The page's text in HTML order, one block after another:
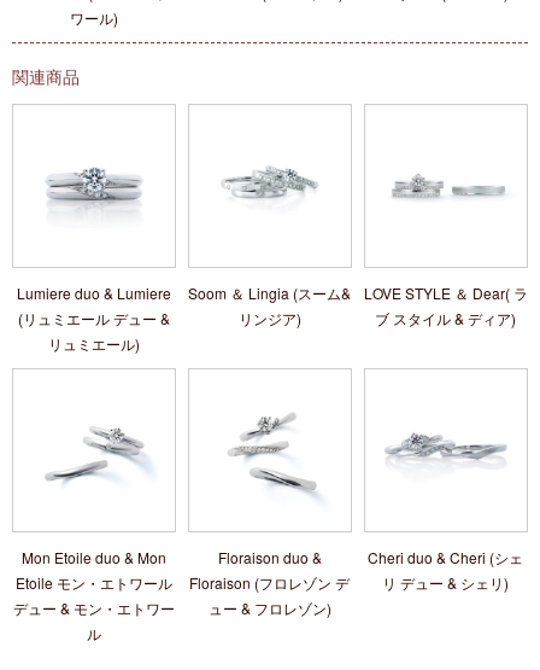
ワール)
関連商品
Lumiere duo & Lumiere
(リュミエール デュー &
リュミエール)
Soom ＆ Lingia (スーム&
リンジア)
LOVE STYLE ＆ Dear( ラ
ブ スタイル & ディア)
Mon Etoile duo & Mon
Etoile モン・エトワール
デュー & モン・エトワー
ル
Floraison duo &
Floraison (フロレゾン デ
ュー & フロレゾン)
Cheri duo & Cheri (シェ
リ デュー & シェリ)